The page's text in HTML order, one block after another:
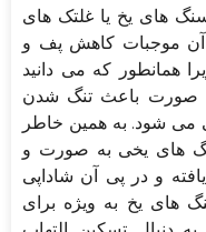
های یخ یا غلتک های
آن موجبات کاهش پف و
همانطور که می دانید
صورت باعث تنگ شدن
شود. به همین خاطر
های یخی به صورت و
و در پی آن شاداپی
های یخ به ویژه برای